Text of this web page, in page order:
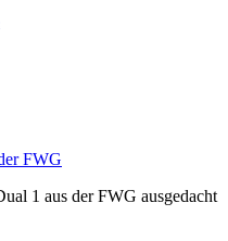
FWG
1 aus der FWG ausgedacht